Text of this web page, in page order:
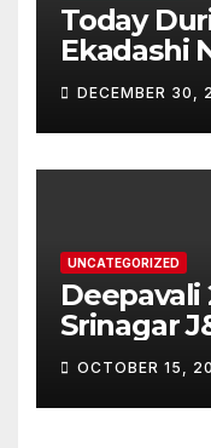
Today
Ekadashi
Darshan
Anjanadri
DECEMBER 30,
UNCATEGORIZED
Deepavali
Srinagar
OCTOBER 15,